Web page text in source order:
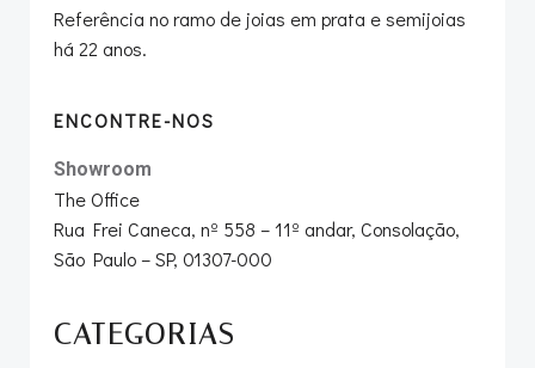
Referência no ramo de joias em prata e semijoias
há 22 anos.
ENCONTRE-NOS
Showroom
The Office
Rua Frei Caneca, nº 558 – 11º andar, Consolação,
São Paulo – SP, 01307-000
CATEGORIAS